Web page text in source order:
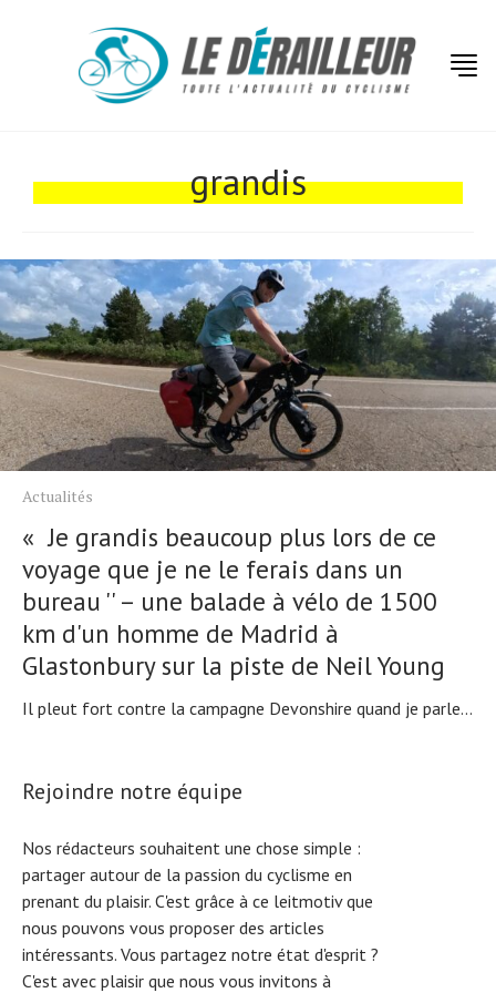
grandis
Actualités
« Je grandis beaucoup plus lors de ce
voyage que je ne le ferais dans un
bureau '' – une balade à vélo de 1500
km d'un homme de Madrid à
Glastonbury sur la piste de Neil Young
Il pleut fort contre la campagne Devonshire quand je parle...
Rejoindre notre équipe
Nos rédacteurs souhaitent une chose simple :
partager autour de la passion du cyclisme en
prenant du plaisir. C'est grâce à ce leitmotiv que
nous pouvons vous proposer des articles
intéressants. Vous partagez notre état d'esprit ?
C'est avec plaisir que nous vous invitons à
Actualités
Tests de produits
Tendances
Tous nos articles
À propos